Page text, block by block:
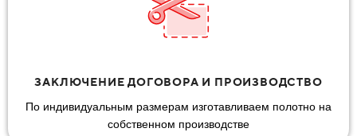
ЗАКЛЮЧЕНИЕ ДОГОВОРА И ПРОИЗВОДСТВО
По индивидуальным размерам изготавливаем полотно на
собственном производстве